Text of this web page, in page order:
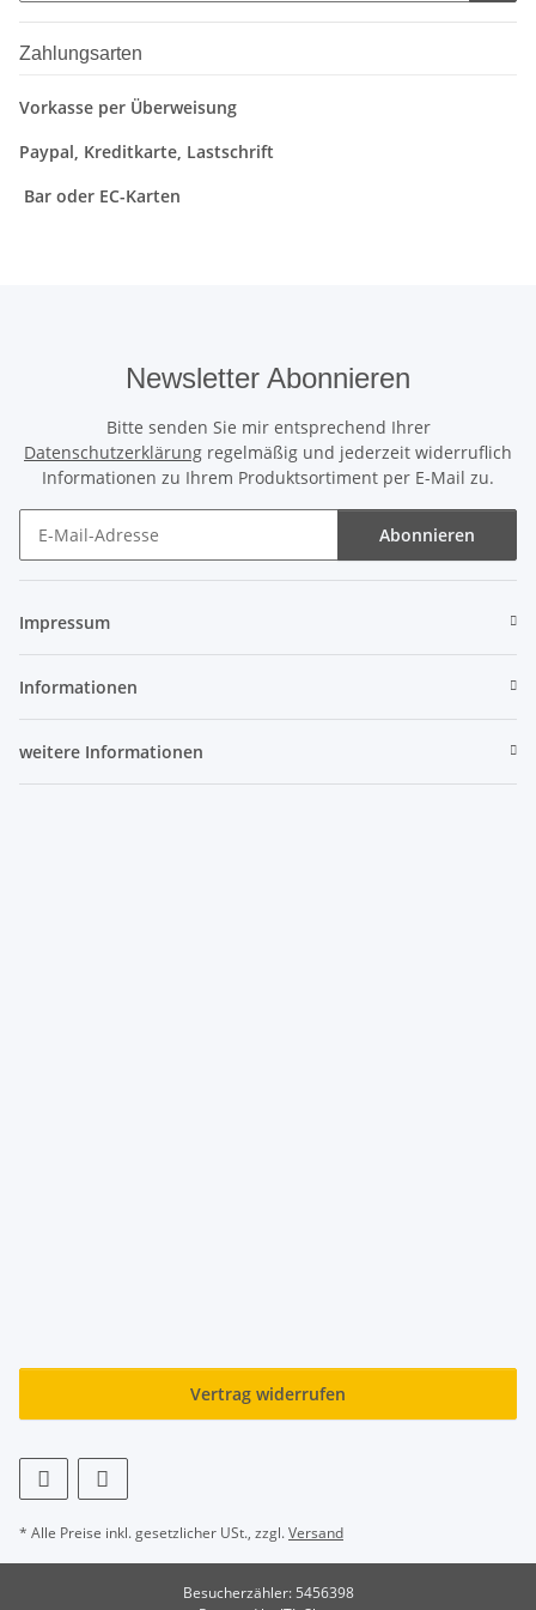
Zahlungsarten
Vorkasse per Überweisung
Paypal, Kreditkarte, Lastschrift
Bar oder EC-Karten
Newsletter Abonnieren
Bitte senden Sie mir entsprechend Ihrer
Datenschutzerklärung regelmäßig und jederzeit widerruflich
Informationen zu Ihrem Produktsortiment per E-Mail zu.
Abonnieren
Impressum
Informationen
weitere Informationen
Vertrag widerrufen
* Alle Preise inkl. gesetzlicher USt., zzgl.Versand
Besucherzähler: 5456398